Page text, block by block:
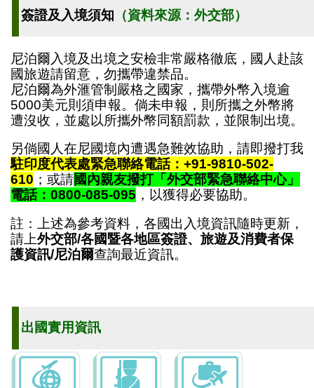
簽證及入境須知 （資料來源：外交部）
尼泊爾入境及出境之安檢非常嚴格徹底，國人赴該
國旅遊請留意，勿攜帶違禁品。
尼泊爾為外滙管制嚴格之國家，攜帶外幣入境逾
5000美元則須申報。倘未申報，則所攜之外幣將
遭沒收，並處以所攜外幣同額罰款，並限制出境。
另倘國人在尼國境內遭遇急難效協助，請即撥打我
駐印度代表處緊急聯絡電話：+91-9810-502-
610 ；或請國內親友撥打「外交部緊急聯絡中心」
電話：0800-085-095 ，以獲得必要協助。
註：上述為參考資料，各國出入境資訊隨時更新，
請上外交部/各國暨各地區簽證、旅遊及消費者保
護資訊/尼泊爾查詢最近資訊。
出國實用資訊